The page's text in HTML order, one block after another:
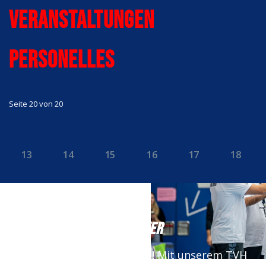
Veranstaltungen
Personelles
Seite 20 von 20
13 14 15 16 17 18
NEWSLETTER
Keine News mehr verpassen! Mit unserem TVH